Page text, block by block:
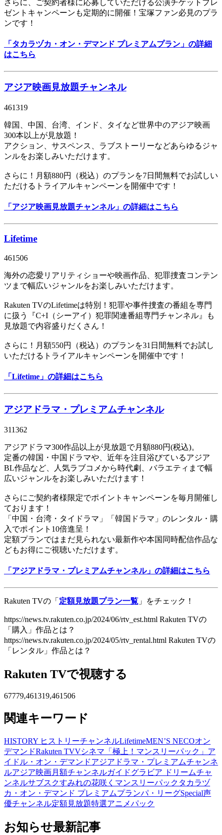
さらに、ご契約者様に応募していただける公演チケットプレ
ゼントキャンペーンも定期的に開催！宝塚ファン必見のプラ
ンです！
「タカラヅカ・オン・デマンド プレミアムプラン」の詳細
はこちら
アジア映画見放題チャンネル
461319
韓国、中国、台湾、インド、タイなど世界中のアジア映画
300本以上が見放題！
アクション、サスペンス、ラブストーリーなどあらゆるジャ
ンルをお楽しみいただけます。
さらに！月額880円（税込）のプランを7日間無料でお試しい
ただけるトライアルキャンペーンを開催中です！
「アジア映画見放題チャンネル」の詳細はこちら
Lifetime
461506
海外の恋愛リアリティショーや映画作品、犯罪捜査コンテン
ツまで幅広いジャンルをお楽しみいただけます。
Rakuten TVのLifetimeは特別！犯罪や事件捜査の番組を専門
に扱う『C+I（シーアイ）犯罪関連番組専門チャンネル』も
見放題で内容盛りだくさん！
さらに！月額550円（税込）のプランを31日間無料でお試し
いただけるトライアルキャンペーンを開催中です！
「Lifetime」の詳細はこちら
アジアドラマ・プレミアムチャンネル
311362
アジアドラマ300作品以上が見放題で月額880円(税込)。
定番の韓国・中国ドラマや、近年を注目浴びているアジア
BL作品など、人気ラブコメから時代劇、バラエティまで幅
広いジャンルをお楽しみいただけます！
さらにご契約者様限定でポイントキャンペーンを毎月開催し
ております！
「中国・台湾・タイドラマ」「韓国ドラマ」のレンタル・購
入でポイント10倍進呈！
定額プランではまだ見られない最新作や本国同時配信作品な
どもお得にご視聴いただけます。
「アジアドラマ・プレミアムチャンネル」の詳細はこちら
Rakuten TVの「 定額見放題プラン一覧 」をチェック！
https://news.tv.rakuten.co.jp/2024/06/rtv_est.html Rakuten TVの
「購入」作品とは？
https://news.tv.rakuten.co.jp/2024/05/rtv_rental.html Rakuten TVの
「レンタル」作品とは？
Rakuten TVで視聴する
67779,461319,461506
関連キーワード
HISTORY ヒストリーチャンネルLifetimeMEN’S NECOオン
デマンドRakuten TVVシネマ「極上！マンスリーパック」 ア
イドル・オン・デマンドアジアドラマ・プレミアムチャンネ
ルアジア映画月額チャンネルガイドグラビア ドリームチャ
ンネルサブスクすみれの花咲くマンスリーパック タカラヅ
カ・オン・デマンド プレミアムプランパ・リーグSpecial声
優チャンネル定額見放題特選アニメパック
お知らせ最新記事